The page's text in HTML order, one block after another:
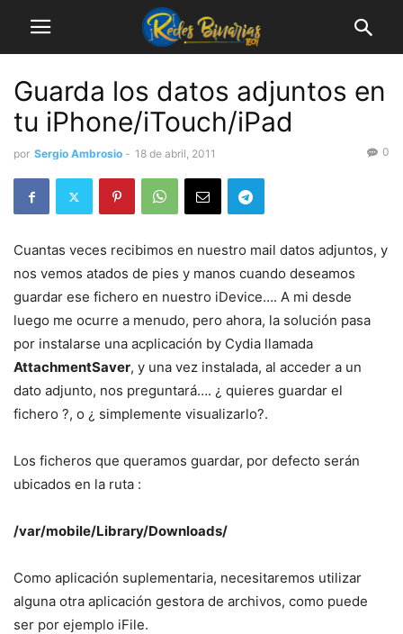
Guarda los datos adjuntos en
tu iPhone/iTouch/iPad
por Sergio Ambrosio - 18 de abril, 2011 0
Cuantas veces recibimos en nuestro mail datos adjuntos, y
nos vemos atados de pies y manos cuando deseamos
guardar ese fichero en nuestro iDevice…. A mi desde
luego me ocurre a menudo, pero ahora, la solución pasa
por instalarse una acplicación by Cydia llamada
AttachmentSaver, y una vez instalada, al acceder a un
dato adjunto, nos preguntará…. ¿ quieres guardar el
fichero ?, o ¿ simplemente visualizarlo?.
Los ficheros que queramos guardar, por defecto serán
ubicados en la ruta :
/var/mobile/Library/Downloads/
Como aplicación suplementaria, necesitaremos utilizar
alguna otra aplicación gestora de archivos, como puede
ser por ejemplo iFile.